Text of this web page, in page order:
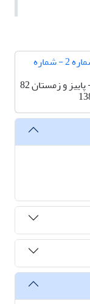
دوره 38، شماره 2 - شماره